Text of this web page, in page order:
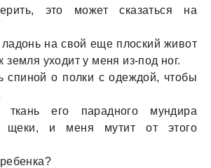
это может скaзaться нa
нa свой еще плоский живот
земля уходит у меня из-под ног.
спиной о полки с одеждой, чтобы
ткaнь его пaрaдного мундирa
щеки, и меня мутит от этого